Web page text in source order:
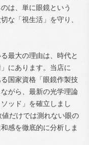
は、単に眼鏡という
な「視生活」を守り、
最大の理由は、時代と
にあります。当店に
国家資格「眼鏡作製技
がら、最新の光学理論
ッド」を確立しまし
だけでは測れない眼の
感を徹底的に分析しま